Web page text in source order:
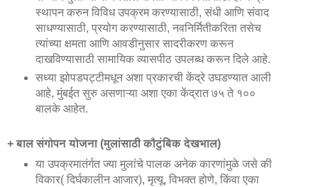
स्थापन करुन विविध उपक्रम करण्यासाठी, संधी आणि संवाद
साधण्यासाठी, प्रयोग करण्यासाठी, नवनिर्मितीकरिता तसेच
त्यांच्या क्षमता आणि आवडीनुसार सादरीकरण करून
दाखविण्यासाठी सामायिक व्यासपीठ उपलब्ध करून दिले आहे.
सध्या झोपडपट्टीमधून अशा प्रकारची केंद्रे उघडण्यात आली
आहे, मुंबईत सुरु असणाऱ्या अशा एका केंद्रात ७५ ते १००
बालके आहेत.
+ बाल संगोपन योजना (मुलांसाठी कौटुंबिक देखभाल)
या उपक्रमातंर्गत ज्या मुलांचे पालक अनेक कारणांमुळे जसे की
विकार( दिर्घकालीन आजार), मृत्यू, विभक्त होणे, किंवा एका